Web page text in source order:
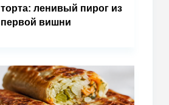
торта: ленивый пирог из
первой вишни